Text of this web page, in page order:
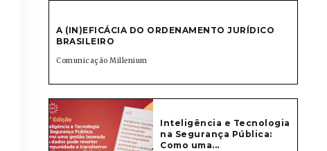
A (IN)EFICÁCIA DO ORDENAMENTO JURÍDICO
BRASILEIRO
Comunicação Millenium
Inteligência e Tecnologia
na Segurança Pública:
Como uma...